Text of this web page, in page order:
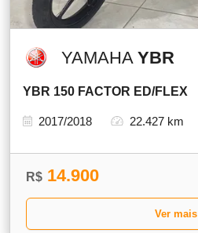
YAMAHA YBR
YBR 150 FACTOR ED/FLEX
2017/2018 22.427 km
R$ 14.900
Ver mais